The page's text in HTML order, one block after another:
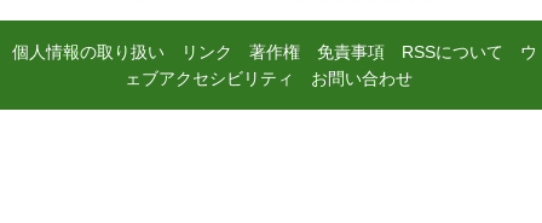
個人情報の取り扱い リンク 著作権 免責事項 RSSについて
ウ
ェブアクセシビリティ
お問い合わせ